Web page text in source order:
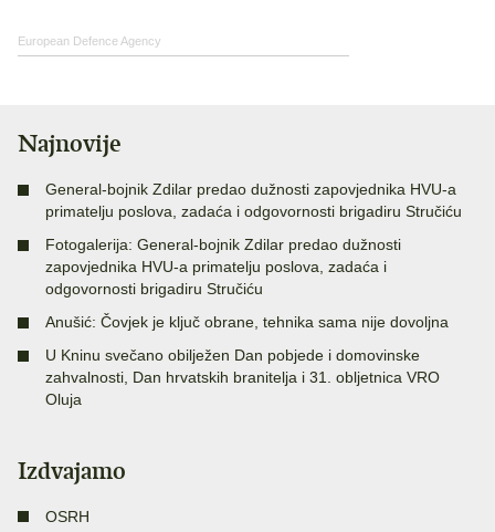
European Defence Agency
Najnovije
General-bojnik Zdilar predao dužnosti zapovjednika HVU-a
primatelju poslova, zadaća i odgovornosti brigadiru Stručiću
Fotogalerija: General-bojnik Zdilar predao dužnosti
zapovjednika HVU-a primatelju poslova, zadaća i
odgovornosti brigadiru Stručiću
Anušić: Čovjek je ključ obrane, tehnika sama nije dovoljna
U Kninu svečano obilježen Dan pobjede i domovinske
zahvalnosti, Dan hrvatskih branitelja i 31. obljetnica VRO
Oluja
Izdvajamo
OSRH